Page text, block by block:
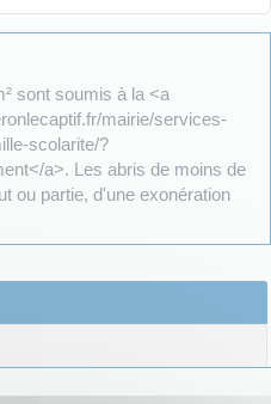
sont soumis à la <a
mairie/services-
scolarite/?
a>. Les abris de moins de
ou partie, d'une exonération